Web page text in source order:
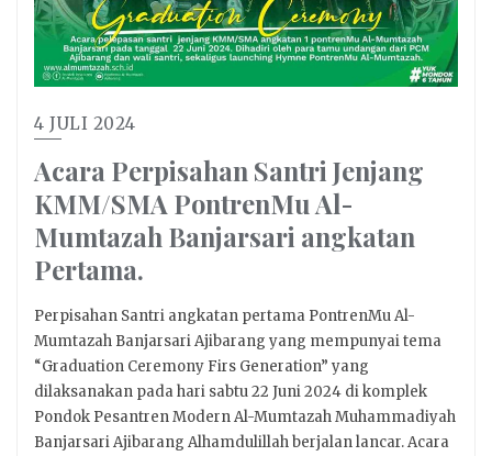
4 JULI 2024
Acara Perpisahan Santri Jenjang
KMM/SMA PontrenMu Al-
Mumtazah Banjarsari angkatan
Pertama.
Perpisahan Santri angkatan pertama PontrenMu Al-
Mumtazah Banjarsari Ajibarang yang mempunyai tema
“Graduation Ceremony Firs Generation” yang
dilaksanakan pada hari sabtu 22 Juni 2024 di komplek
Pondok Pesantren Modern Al-Mumtazah Muhammadiyah
Banjarsari Ajibarang Alhamdulillah berjalan lancar. Acara